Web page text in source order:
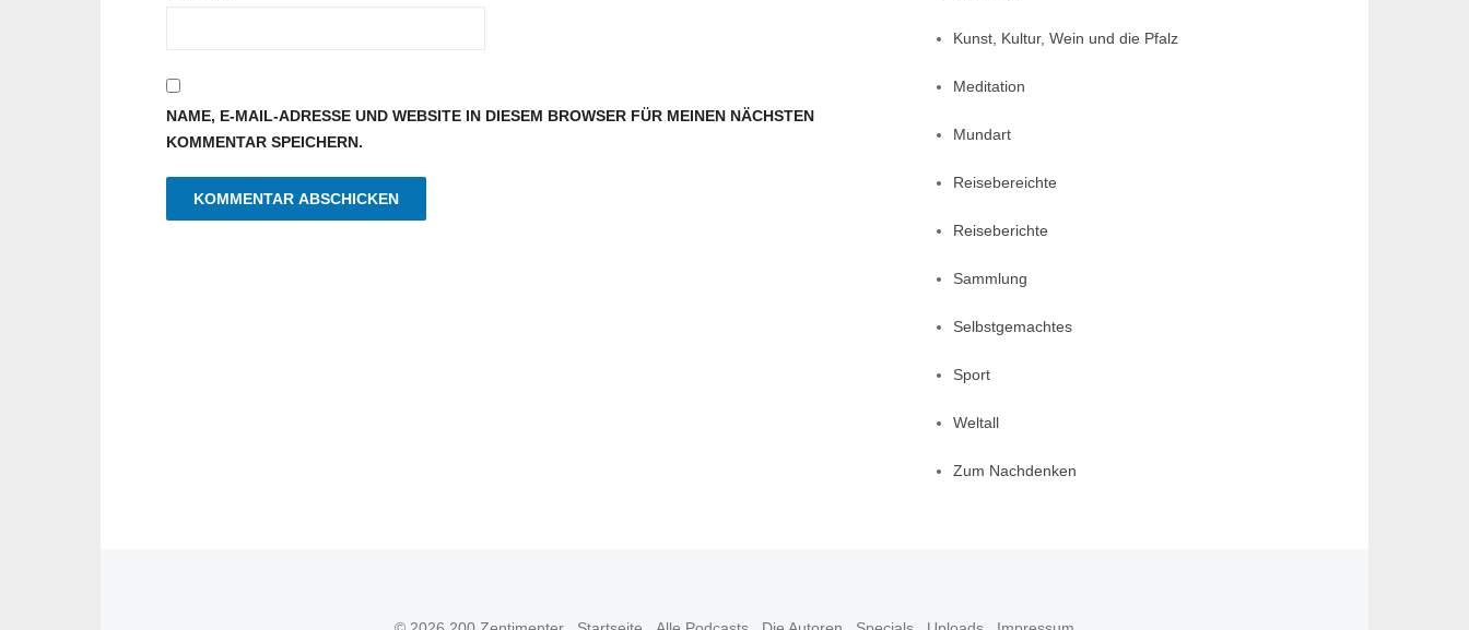
NAME, E-MAIL-ADRESSE UND WEBSITE IN DIESEM BROWSER FÜR MEINEN NÄCHSTEN
KOMMENTAR SPEICHERN.
Kunst, Kultur, Wein und die Pfalz
Meditation
Mundart
Reisebereichte
Reiseberichte
Sammlung
Selbstgemachtes
Sport
Weltall
Zum Nachdenken